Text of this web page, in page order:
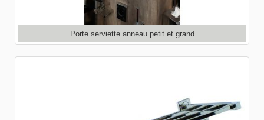
Porte serviette anneau petit et grand